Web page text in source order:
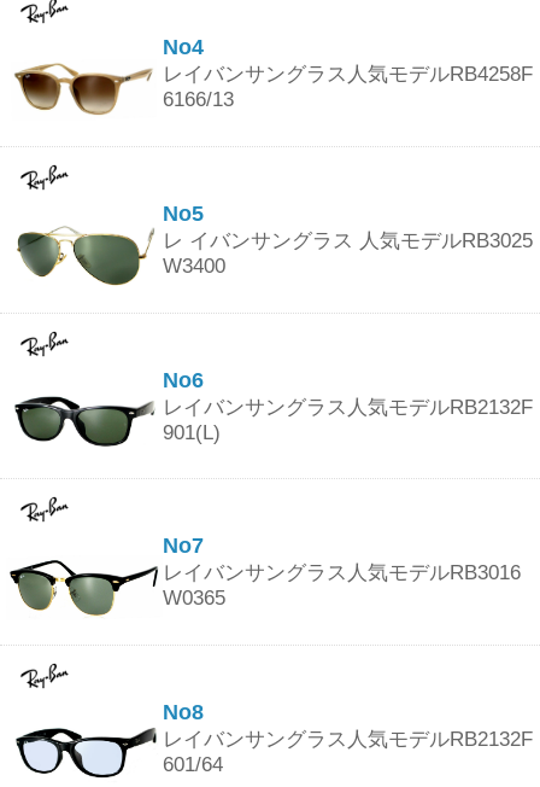
No4
レイバンサングラス人気モデルRB4258F
6166/13
No5
レ イバンサングラス 人気モデルRB3025
W3400
No6
レイバンサングラス人気モデルRB2132F
901(L)
No7
レイバンサングラス人気モデルRB3016
W0365
No8
レイバンサングラス人気モデルRB2132F
601/64